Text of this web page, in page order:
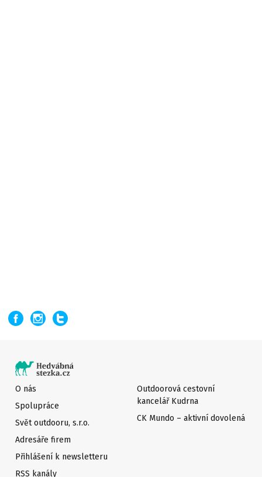
O nás
Spolupráce
Svět outdooru, s.r.o.
Adresáře firem
Přihlášení k newsletteru
Outdoorová cestovní
kancelář Kudrna
CK Mundo – aktivní dovolená
RSS kanály